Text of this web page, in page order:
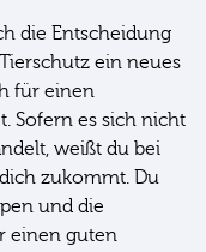
die Entscheidung
ein neues
für einen
Sofern es sich nicht
weißt du bei
zukommt. Du
und die
einen guten